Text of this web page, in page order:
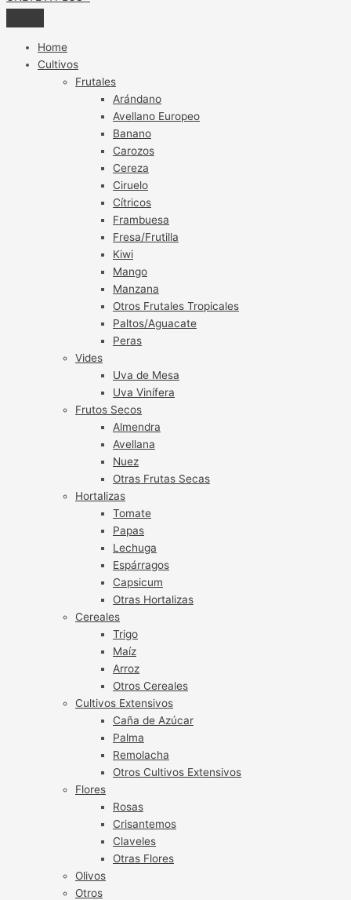
Home
Cultivos
Frutales
Arándano
Avellano Europeo
Banano
Carozos
Cereza
Ciruelo
Cítricos
Frambuesa
Fresa/Frutilla
Kiwi
Mango
Manzana
Otros Frutales Tropicales
Paltos/Aguacate
Peras
Vides
Uva de Mesa
Uva Vinífera
Frutos Secos
Almendra
Avellana
Nuez
Otras Frutas Secas
Hortalizas
Tomate
Papas
Lechuga
Espárragos
Capsicum
Otras Hortalizas
Cereales
Trigo
Maíz
Arroz
Otros Cereales
Cultivos Extensivos
Caña de Azúcar
Palma
Remolacha
Otros Cultivos Extensivos
Flores
Rosas
Crisantemos
Claveles
Otras Flores
Olivos
Otros